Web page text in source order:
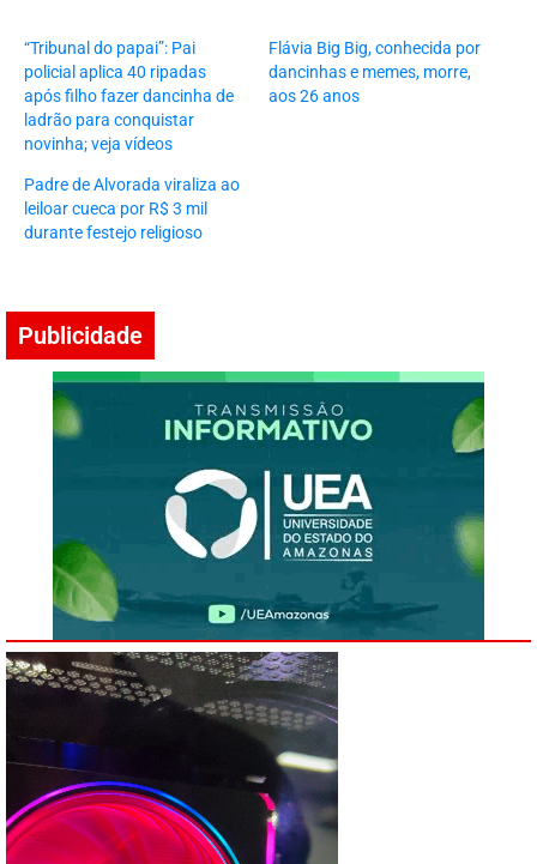
“Tribunal do papai”: Pai
policial aplica 40 ripadas
após filho fazer dancinha de
ladrão para conquistar
novinha; veja vídeos
Flávia Big Big, conhecida por
dancinhas e memes, morre,
aos 26 anos
Padre de Alvorada viraliza ao
leiloar cueca por R$ 3 mil
durante festejo religioso
Publicidade